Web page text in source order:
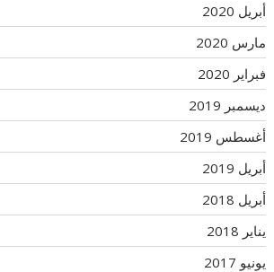
أبريل 2020
مارس 2020
فبراير 2020
ديسمبر 2019
أغسطس 2019
أبريل 2019
أبريل 2018
يناير 2018
يونيو 2017